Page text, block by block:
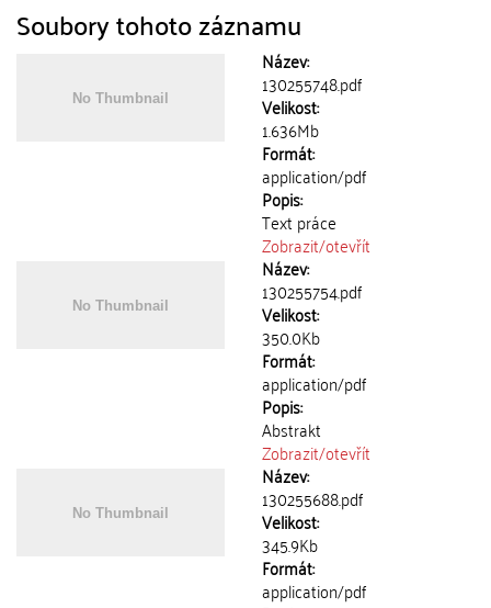
Soubory tohoto záznamu
Název:
130255748.pdf
Velikost:
1.636Mb
Formát:
application/pdf
Popis:
Text práce
Zobrazit/otevřít
Název:
130255754.pdf
Velikost:
350.0Kb
Formát:
application/pdf
Popis:
Abstrakt
Zobrazit/otevřít
Název:
130255688.pdf
Velikost:
345.9Kb
Formát:
application/pdf